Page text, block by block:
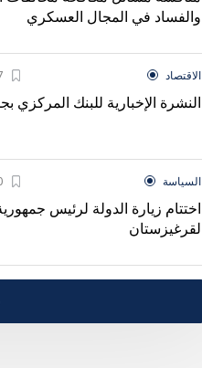
والفساد في المجال العسكري
الاقتصاد
النشرة الإخبارية للبنك المركزي
السياسة
اختتام زيارة الدولة لرئيس
لقرغيزستان